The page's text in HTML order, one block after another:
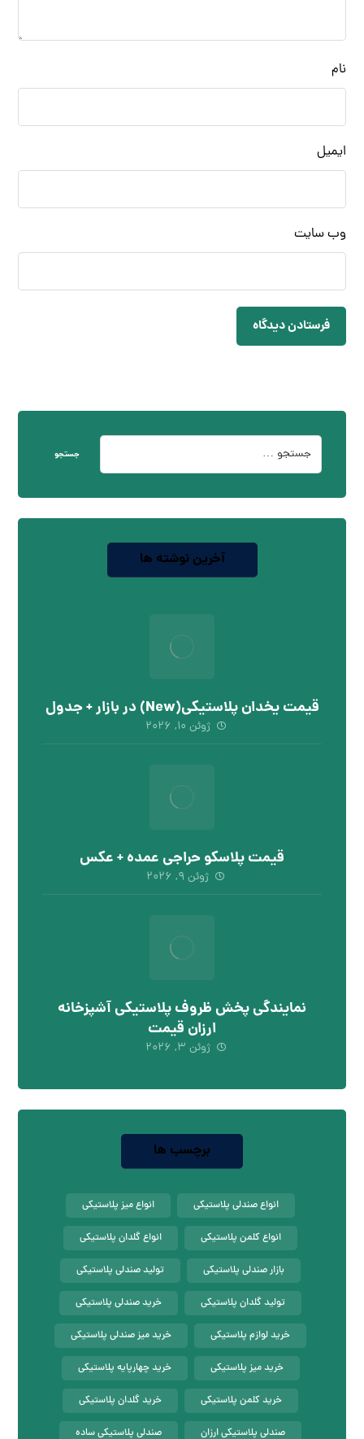
نام
ایمیل
وب‌ سایت
فرستادن دیدگاه
جستجو
آخرین نوشته ها
قیمت یخدان پلاستیکی(New) در بازار + جدول
ژوئن ۱۰, ۲۰۲۶
قیمت پلاسکو حراجی عمده + عکس
ژوئن ۹, ۲۰۲۶
نمایندگی پخش ظروف پلاستیکی آشپزخانه
ارزان قیمت
ژوئن ۳, ۲۰۲۶
برچسب ها
انواع صندلی پلاستیکی انواع میز پلاستیکی
انواع کلمن پلاستیکی انواع گلدان پلاستیکی
بازار صندلی پلاستیکی تولید صندلی پلاستیکی
تولید گلدان پلاستیکی خرید صندلی پلاستیکی
خرید لوازم پلاستیکی خرید میز صندلی پلاستیکی
خرید میز پلاستیکی خرید چهارپایه پلاستیکی
خرید کلمن پلاستیکی خرید گلدان پلاستیکی
صندلی پلاستیکی ارزان صندلی پلاستیکی ساده